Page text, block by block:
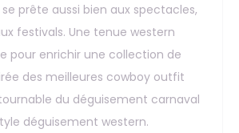
prête aussi bien aux spectacles,
festivals. Une tenue western
pour enrichir une collection de
des meilleures cowboy outfit
du déguisement carnaval
déguisement western.